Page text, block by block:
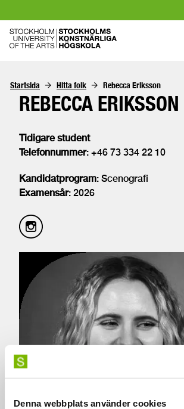
Denna webbplats använder cookies
Startsida Hitta folk Rebecca Eriksson
REBECCA ERIKSSON
Tidigare student
Telefonnummer: +46 73 334 22 10
Kandidatprogram: Scenografi
Examensår: 2026